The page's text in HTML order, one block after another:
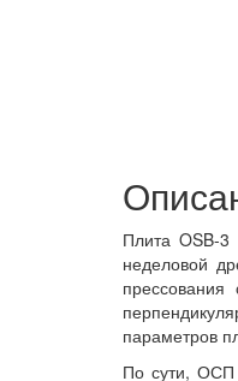
Плита OSB-3
неделовой
параметров
По сути, ОСП